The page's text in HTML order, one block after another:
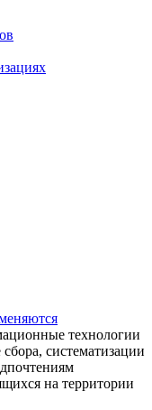
технологии
систематизации
на территории